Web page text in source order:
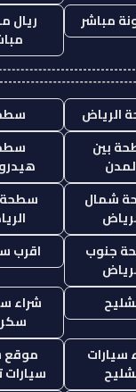
مباشر
ريال
الرياض
بين
شمال
جنوب
اقرب
شراء
سيارات
موقع